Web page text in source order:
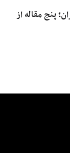
پنج مقاله از